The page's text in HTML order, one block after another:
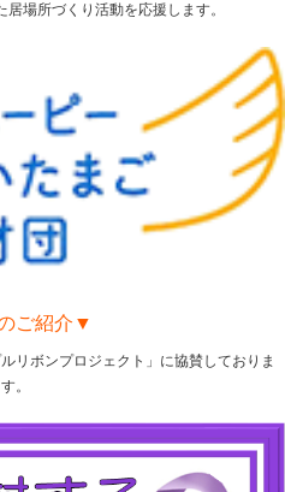
場所づくり活動を応援します。
ご紹介▼
リボンプロジェクト」に協賛しておりま
す。